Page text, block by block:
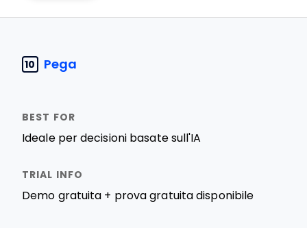
10 Pega
Ideale per decisioni basate sull'IA
Demo gratuita + prova gratuita disponibile